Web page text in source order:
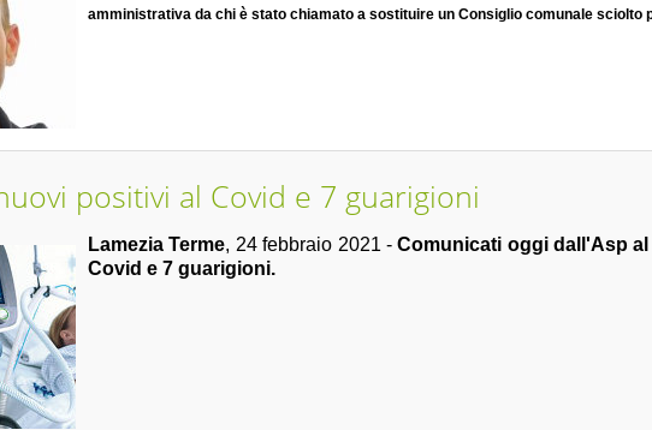
amministrativa da chi è stato chiamato a sostituire un Consiglio comunale sciolto
positivi al Covid e 7 guarigioni
Lamezia Terme, 24 febbraio 2021 -Comunicati oggi dall'Asp
Covid e 7 guarigioni.